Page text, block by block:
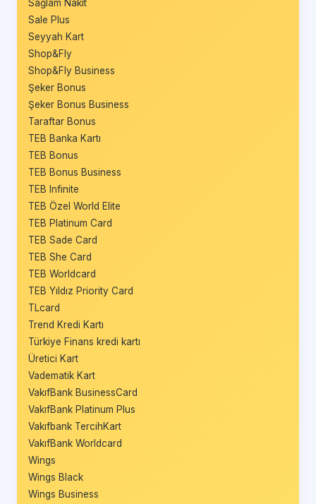
Sağlam Nakit
Sale Plus
Seyyah Kart
Shop&Fly
Shop&Fly Business
Şeker Bonus
Şeker Bonus Business
Taraftar Bonus
TEB Banka Kartı
TEB Bonus
TEB Bonus Business
TEB Infinite
TEB Özel World Elite
TEB Platinum Card
TEB Sade Card
TEB She Card
TEB Worldcard
TEB Yıldız Priority Card
TLcard
Trend Kredi Kartı
Türkiye Finans kredi kartı
Üretici Kart
Vadematik Kart
VakıfBank BusinessCard
VakıfBank Platinum Plus
Vakıfbank TercihKart
VakıfBank Worldcard
Wings
Wings Black
Wings Business